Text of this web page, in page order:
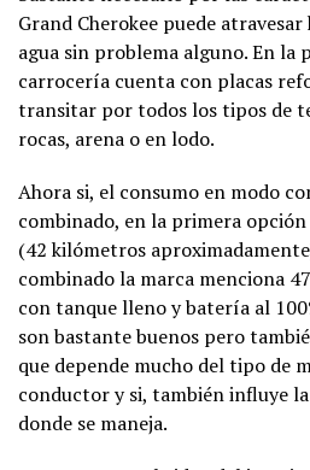
Grand Cherokee puede
agua sin problema alguno. En la
carrocería cuenta con placas
transitar por todos los tipos de
rocas, arena o en lodo.
Ahora si, el consumo en modo
combinado, en la primera
(42 kilómetros
combinado la marca menciona
con tanque lleno y batería al
son bastante buenos pero
que depende mucho del tipo de
conductor y si, también influye
donde se maneja.